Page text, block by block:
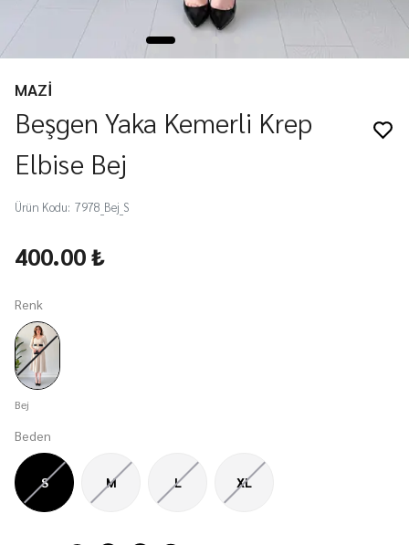
MAZİ
Beşgen Yaka Kemerli Krep
Elbise Bej
Ürün Kodu: 7978_Bej_S
400.00 ₺
Renk
Bej
Beden
S M L XL